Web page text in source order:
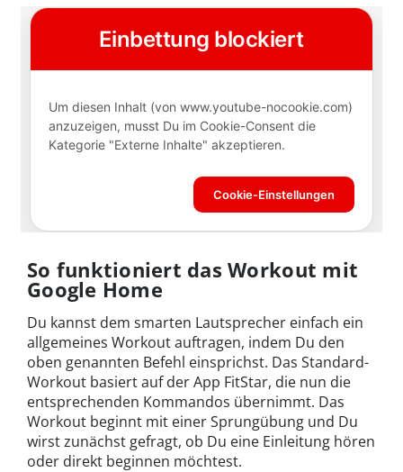
So funktioniert das Workout mit
Google Home
Du kannst dem smarten Lautsprecher einfach ein
allgemeines Workout auftragen, indem Du den
oben genannten Befehl einsprichst. Das Standard-
Workout basiert auf der App FitStar, die nun die
entsprechenden Kommandos übernimmt. Das
Workout beginnt mit einer Sprungübung und Du
wirst zunächst gefragt, ob Du eine Einleitung hören
oder direkt beginnen möchtest.